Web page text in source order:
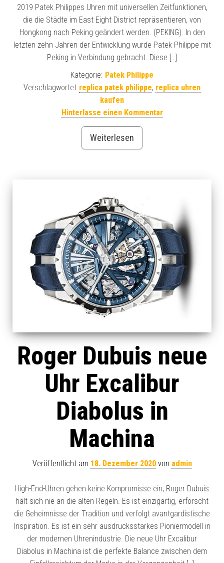
2019 Patek Philippes Uhren mit universellen Zeitfunktionen,
die die Städte im East Eight District repräsentieren, von
Hongkong nach Peking geändert werden. (PEKING). In den
letzten zehn Jahren der Entwicklung wurde Patek Philippe mit
Peking in Verbindung gebracht. Diese […]
Kategorie: Patek Philippe
Verschlagwortet replica patek philippe, replica uhren
kaufen
Hinterlasse einen Kommentar
Weiterlesen
Roger Dubuis neue
Uhr Excalibur
Diabolus in
Machina
Veröffentlicht am 18. Dezember 2020von admin
High-End-Uhren gehen keine Kompromisse ein, Roger Dubuis
hält sich nie an die alten Regeln. Es ist einzigartig, erforscht
die Geheimnisse der Tradition und verfolgt avantgardistische
Inspiration. Es ist ein sehr ausdrucksstarkes Pioniermodell in
der modernen Uhrenindustrie. Die neue Uhr Excalibur
Diabolus in Machina ist die perfekte Balance zwischen dem